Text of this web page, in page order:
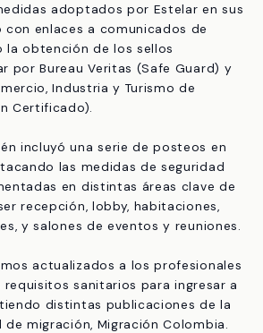
adoptados por Estelar en sus
enlaces a comunicados de
la obtención de los sellos
por Bureau Veritas (Safe Guard) y
Industria y Turismo de
Certificado).
incluyó una serie de posteos en
las medidas de seguridad
en distintas áreas clave de
recepción, lobby, habitaciones,
y salones de eventos y reuniones.
actualizados a los profesionales
sanitarios para ingresar a
distintas publicaciones de la
migración, Migración Colombia.